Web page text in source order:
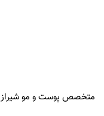
متخصص پوست و مو شیراز